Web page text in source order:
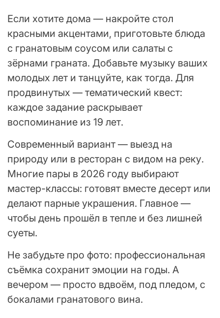
Если хотите дома — накройте стол
красными акцентами, приготовьте блюда
с гранатовым соусом или салаты с
зёрнами граната. Добавьте музыку ваших
молодых лет и танцуйте, как тогда. Для
продвинутых — тематический квест:
каждое задание раскрывает
воспоминание из 19 лет.
Современный вариант — выезд на
природу или в ресторан с видом на реку.
Многие пары в 2026 году выбирают
мастер-классы: готовят вместе десерт или
делают парные украшения. Главное —
чтобы день прошёл в тепле и без лишней
суеты.
Не забудьте про фото: профессиональная
съёмка сохранит эмоции на годы. А
вечером — просто вдвоём, под пледом, с
бокалами гранатового вина.